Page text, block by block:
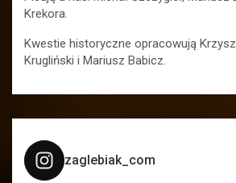
Krekora.
Kwestie historyczne opracowują
Krugliński i Mariusz Babicz.
zaglebiak_com